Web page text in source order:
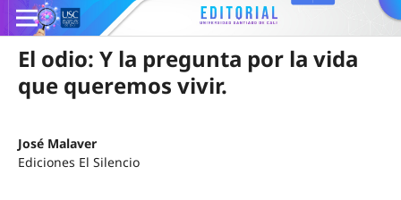
El odio: Y la pregunta por la vida
que queremos vivir.
José Malaver
Ediciones El Silencio